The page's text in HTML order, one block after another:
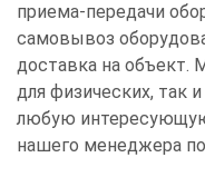
приема-передачи
самовывоз
доставка на объект.
для физических, так
любую
нашего менеджера